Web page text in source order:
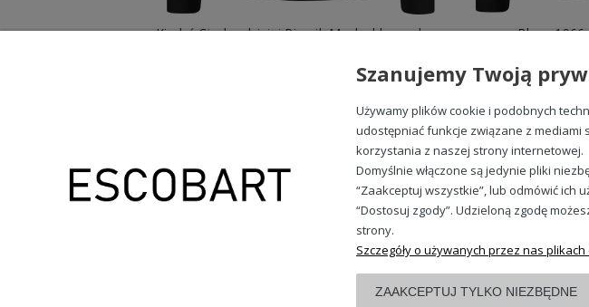
Kiedyś Ciacho dzisiaj Piernik Męska bluza z kapturem
Bluza
Wysyłka i dostawa
REGULAMINY
Regulamin
Polityka prywatności
Szanujemy Twoją
Używamy plików cookie i podobnych
udostępniać funkcje związane z mediami
korzystania z naszej strony internetowej.
Domyślnie włączone są jedynie pliki
“Zaakceptuj wszystkie”, lub odmówić ich
“Dostosuj zgody”. Udzieloną zgodę
strony.
Szczegóły o używanych przez nas
ZAAKCEPTUJ TYLKO NIEZBĘDNE